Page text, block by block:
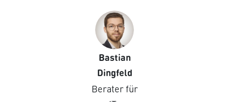
Bastian
Dingfeld
Berater für